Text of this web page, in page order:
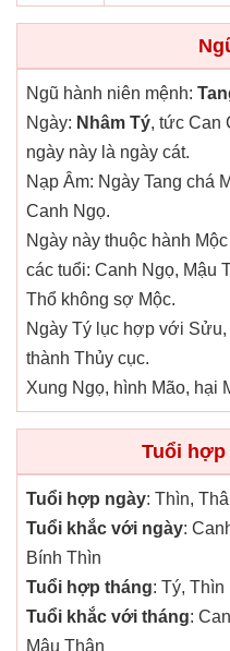
Ngũ hành niên mệnh:
Ngày: Nhâm Tý, tức Can
ngày này là ngày cát.
Nạp Âm: Ngày Tang chá
Canh Ngọ.
Ngày này thuộc hành
các tuổi: Canh Ngọ, Mậu
Thổ không sợ Mộc.
Ngày Tý lục hợp với
thành Thủy cục.
Xung Ngọ, hình Mão, hại
Tuổi hợp
Tuổi hợp ngày: Thìn,
Tuổi khắc với ngày:
Bính Thìn
Tuổi hợp tháng: Tý, Thìn
Tuổi khắc với tháng:
Mậu Thân